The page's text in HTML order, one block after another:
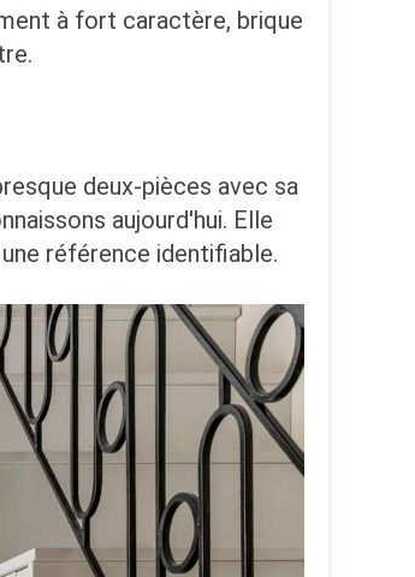
à fort caractère, brique
deux-pièces avec sa
aujourd'hui. Elle
référence identifiable.